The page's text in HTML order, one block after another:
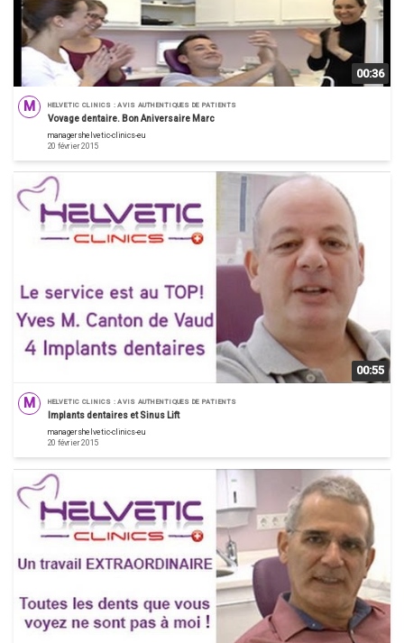
00:36
M HELVETIC CLINICS : AVIS AUTHENTIQUES DE PATIENTS
Vovage dentaire. Bon Aniversaire Marc
managershelvetic-clinics-eu
20 février 2015
00:55
M HELVETIC CLINICS : AVIS AUTHENTIQUES DE PATIENTS
Implants dentaires et Sinus Lift
managershelvetic-clinics-eu
20 février 2015